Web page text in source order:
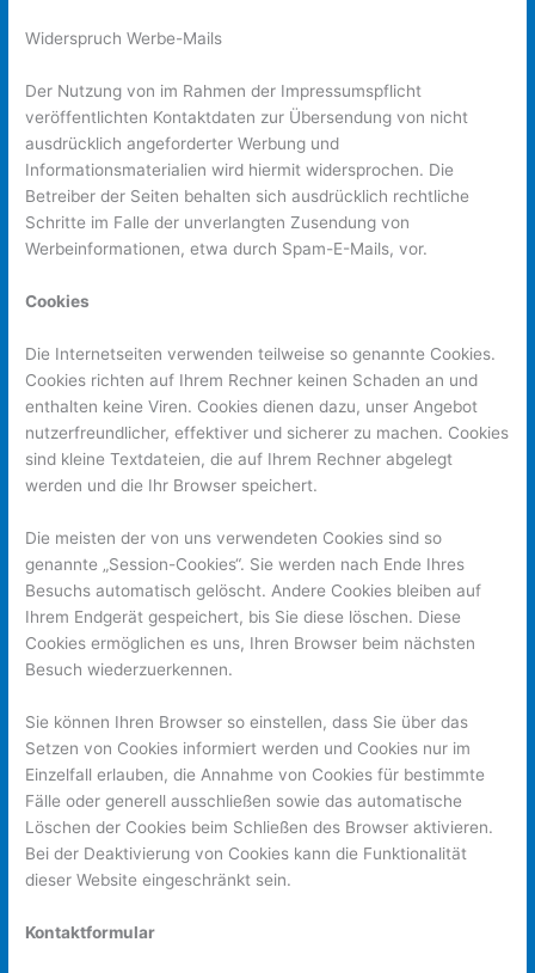
Widerspruch Werbe-Mails
Der Nutzung von im Rahmen der Impressumspflicht
veröffentlichten Kontaktdaten zur Übersendung von nicht
ausdrücklich angeforderter Werbung und
Informationsmaterialien wird hiermit widersprochen. Die
Betreiber der Seiten behalten sich ausdrücklich rechtliche
Schritte im Falle der unverlangten Zusendung von
Werbeinformationen, etwa durch Spam-E-Mails, vor.
Cookies
Die Internetseiten verwenden teilweise so genannte Cookies.
Cookies richten auf Ihrem Rechner keinen Schaden an und
enthalten keine Viren. Cookies dienen dazu, unser Angebot
nutzerfreundlicher, effektiver und sicherer zu machen. Cookies
sind kleine Textdateien, die auf Ihrem Rechner abgelegt
werden und die Ihr Browser speichert.
Die meisten der von uns verwendeten Cookies sind so
genannte „Session-Cookies“. Sie werden nach Ende Ihres
Besuchs automatisch gelöscht. Andere Cookies bleiben auf
Ihrem Endgerät gespeichert, bis Sie diese löschen. Diese
Cookies ermöglichen es uns, Ihren Browser beim nächsten
Besuch wiederzuerkennen.
Sie können Ihren Browser so einstellen, dass Sie über das
Setzen von Cookies informiert werden und Cookies nur im
Einzelfall erlauben, die Annahme von Cookies für bestimmte
Fälle oder generell ausschließen sowie das automatische
Löschen der Cookies beim Schließen des Browser aktivieren.
Bei der Deaktivierung von Cookies kann die Funktionalität
dieser Website eingeschränkt sein.
Kontaktformular